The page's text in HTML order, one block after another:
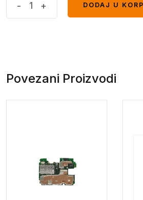
poklopac+LCD+Tp
- +
DODAJ U
Povezani Proizvodi